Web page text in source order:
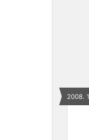
2008.